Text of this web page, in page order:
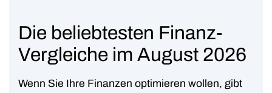
Die beliebtesten Finanz-
Vergleiche im August 2026
Wenn Sie Ihre Finanzen optimieren wollen, gibt